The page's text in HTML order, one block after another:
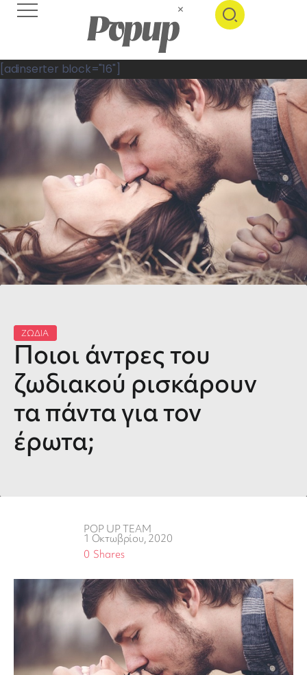
[adinserter block="16"]
ΖΩΔΙΑ
Ποιοι άντρες του
ζωδιακού ρισκάρουν
τα πάντα για τον
έρωτα;
POP UP TEAM
1 Οκτωβρίου, 2020
Shares
0